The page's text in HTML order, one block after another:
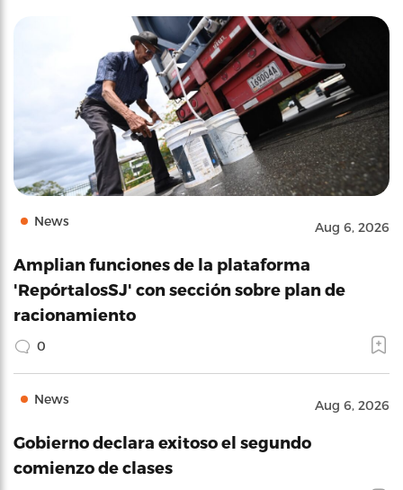
News Aug 6, 2026
Amplian funciones de la plataforma
'RepórtalosSJ' con sección sobre plan de
racionamiento
0
News Aug 6, 2026
Gobierno declara exitoso el segundo
comienzo de clases